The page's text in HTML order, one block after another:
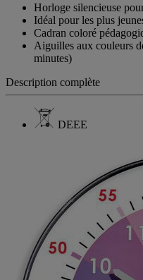
Horloge silencieuse
Idéal pour les plus
Cadran coloré
Aiguilles aux couleurs
minutes)
Description complète
DEEE